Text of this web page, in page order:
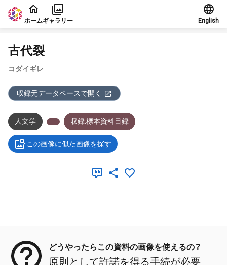
本文に飛ぶ
ホームギャラリー English
古代裂
コダイギレ
収録元データベースで開く
人文学 収録:標本資料目録
この画像に似た画像を探す
どうやったらこの資料の画像を使えるの？
原則として許諾を得る手続が必要